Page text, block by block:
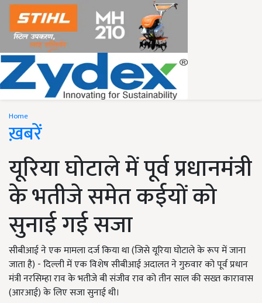
Home
ख़बरें
यूरिया घोटाले में पूर्व प्रधानमंत्री
के भतीजे समेत कईयों को
सुनाई गई सजा
सीबीआई ने एक मामला दर्ज किया था (जिसे यूरिया घोटाले के रूप में जाना
जाता है) - दिल्ली में एक विशेष सीबीआई अदालत ने गुरुवार को पूर्व प्रधान
मंत्री नरसिम्हा राव के भतीजे बी संजीव राव को तीन साल की सख्त कारावास
(आरआई) के लिए सजा सुनाई थी।